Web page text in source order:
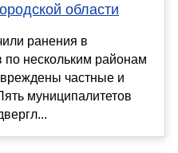
области
ранения в
по нескольким районам
частные и
муниципалитетов